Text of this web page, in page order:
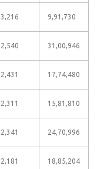
3,216 9,91,730
2,540 31,00,946
2,431 17,74,480
2,311 15,81,810
2,341 24,70,996
2,181 18,85,204